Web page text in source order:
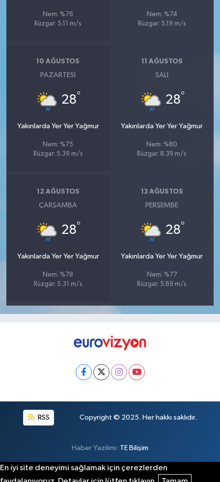
Nem: %76
Rüzgar: 5.11 m/s
Nem: %74
Rüzgar: 5.19 m/s
10 AĞUSTOS
PAZARTESI
28°
Yakınlarda Yer Yer Yağmur
Nem: %75
Rüzgar: 5.39 m/s
11 AĞUSTOS
SALI
28°
Yakınlarda Yer Yer Yağmur
Nem: %80
Rüzgar: 8.39 m/s
12 AĞUSTOS
ÇARŞAMBA
28°
Yakınlarda Yer Yer Yağmur
Nem: %78
Rüzgar: 5.31 m/s
13 AĞUSTOS
PERŞEMBE
28°
Yakınlarda Yer Yer Yağmur
Nem: %77
Rüzgar: 5.69 m/s
RSS Copyright © 2025. Her hakkı saklıdır.
Haber Yazılımı: TE Bilişim
En iyi site deneyimi sağlamak için çerezlerden